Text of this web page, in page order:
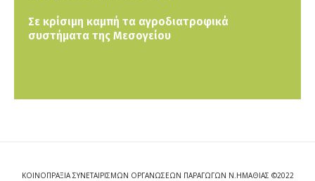
Σε κρίσιμη καμπή τα αγροδιατροφικά
συστήματα της Μεσογείου
ΚΟΙΝΟΠΡΑΞΙΑ ΣΥΝΕΤΑΙΡΙΣΜΩΝ ΟΡΓΑΝΩΣΕΩΝ ΠΑΡΑΓΩΓΩΝ Ν.ΗΜΑΘΙΑΣ ©2022